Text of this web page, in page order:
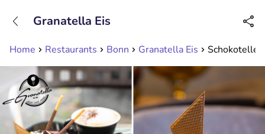
Bereikbaar tot 23:00 uur
Home Restaurants Bonn Granatella Eis Schokoteller
Granatella Eis